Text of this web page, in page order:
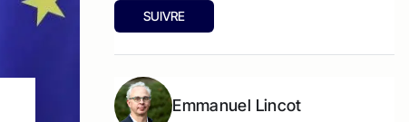
La Chine face au monde, chez Eyrolles.
SUIVRE
Emmanuel Lincot